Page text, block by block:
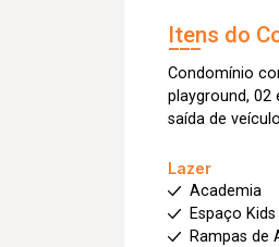
Itens do
Condomínio
playground, 02
saída de
Lazer
Academia
Espaço Kids
Rampas de